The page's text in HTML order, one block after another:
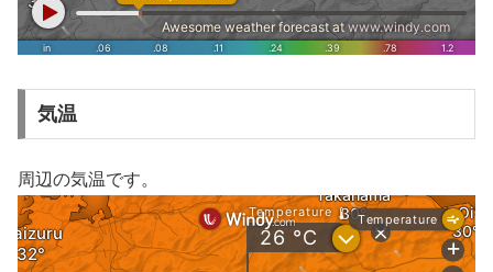
気温
周辺の気温です。